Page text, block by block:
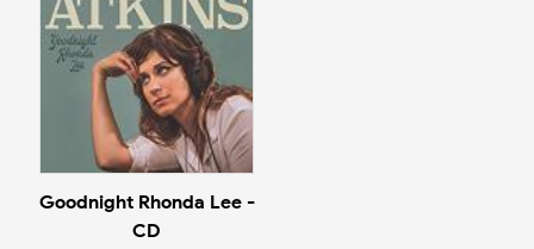
Goodnight Rhonda Lee -
CD